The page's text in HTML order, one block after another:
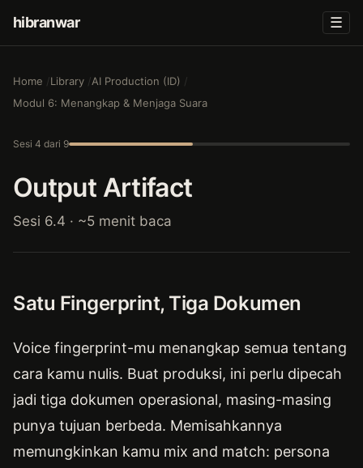
hibranwar ☰
Home Library
AI Production (ID)
Modul 6: Menangkap & Menjaga Suara
Sesi 4 dari 9
Output Artifact
Sesi 6.4 · ~5 menit baca
Satu Fingerprint, Tiga Dokumen
Voice fingerprint-mu menangkap semua tentang
cara kamu nulis. Buat produksi, ini perlu dipecah
jadi tiga dokumen operasional, masing-masing
punya tujuan berbeda. Memisahkannya
memungkinkan kamu mix and match: persona